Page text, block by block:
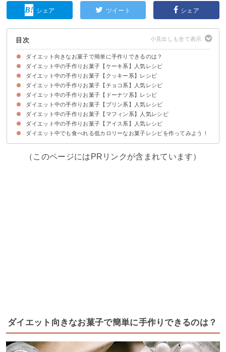
シェア ツイート シェア
目次
ダイエット向きなお菓子で簡単に手作りできるのは？
ダイエット中の手作りお菓子【ケーキ系】人気レシピ
①カッテージチーズケーキ
②まろやかしょっぱいノンオイルシフォンケーキ
③ヨーグルトと豆腐のティラミス
ダイエット中の手作りお菓子【クッキー系】レシピ
①きな粉クッキー
②プロテインオートミールクッキー
③おからクッキー
ダイエット中の手作りお菓子【チョコ系】人気レシピ
①100kcal以下ココア寒天もち
②豆腐ブラウニー
③トリュフ風ヘルシースイーツ
④焼きチョコ風サブレ
ダイエット中の手作りお菓子【ドーナツ系】レシピ
①オートミールドーナツ
②ヘルシーなプロテイン入りドーナツ
③豆腐＆おから焼きドーナツ
ダイエット中の手作りお菓子【プリン系】人気レシピ
①オーブン無しで作れるカスタードプリン
②かぼちゃ豆腐プリン
③簡単豆乳プリン
ダイエット中の手作りお菓子【マフィン系】人気レシピ
①全粒粉オートミールマフィン
②オートミールヨーグルトマフィン
③おからのかぼちゃマフィン
ダイエット中の手作りお菓子【アイス系】人気レシピ
①豆腐アイス
②さつまいもアイス
③家にあるのもので簡単 ヨーグルトバナナアイス
ダイエット中でも食べれる低カロリーなお菓子レシピを作ってみよう！
（このページにはPRリンクが含まれています）
ダイエット向きなお菓子で簡単に手作りできるのは？